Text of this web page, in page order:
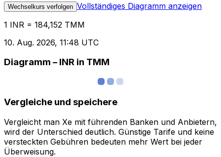
Wechselkurs verfolgen Vollständiges Diagramm anzeigen
1 INR = 184,152 TMM
10. Aug. 2026, 11:48 UTC
Diagramm – INR in TMM
Vergleiche und speichere
Vergleicht man Xe mit führenden Banken und Anbietern,
wird der Unterschied deutlich. Günstige Tarife und keine
versteckten Gebühren bedeuten mehr Wert bei jeder
Überweisung.